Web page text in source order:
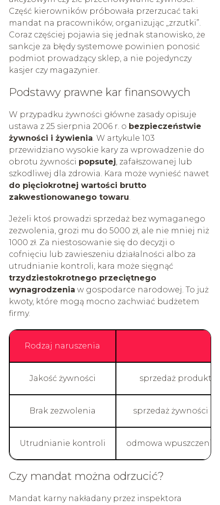
Część kierowników próbowała przerzucać taki
mandat na pracowników, organizując „zrzutki”.
Coraz częściej pojawia się jednak stanowisko, że
sankcje za błędy systemowe powinien ponosić
podmiot prowadzący sklep, a nie pojedynczy
kasjer czy magazynier.
Podstawy prawne kar finansowych
W przypadku żywności główne zasady opisuje
ustawa z 25 sierpnia 2006 r. o bezpieczeństwie
żywności i żywienia. W artykule 103
przewidziano wysokie kary za wprowadzenie do
obrotu żywności popsutej, zafałszowanej lub
szkodliwej dla zdrowia. Kara może wynieść nawet
do pięciokrotnej wartości brutto
zakwestionowanego towaru.
Jeżeli ktoś prowadzi sprzedaż bez wymaganego
zezwolenia, grozi mu do 5000 zł, ale nie mniej niż
1000 zł. Za niestosowanie się do decyzji o
cofnięciu lub zawieszeniu działalności albo za
utrudnianie kontroli, kara może sięgnąć
trzydziestokrotnego przeciętnego
wynagrodzenia w gospodarce narodowej. To już
kwoty, które mogą mocno zachwiać budżetem
firmy.
Rodzaj naruszenia
Jakość żywności sprzedaż produktu
Brak zezwolenia sprzedaż żywności
Utrudnianie kontroli odmowa
Czy mandat można odrzucić?
Mandat karny nakładany przez inspektora